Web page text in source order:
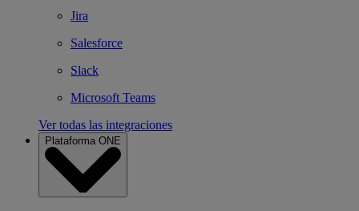
Jira
Salesforce
Slack
Microsoft Teams
Ver todas las integraciones
Plataforma ONE